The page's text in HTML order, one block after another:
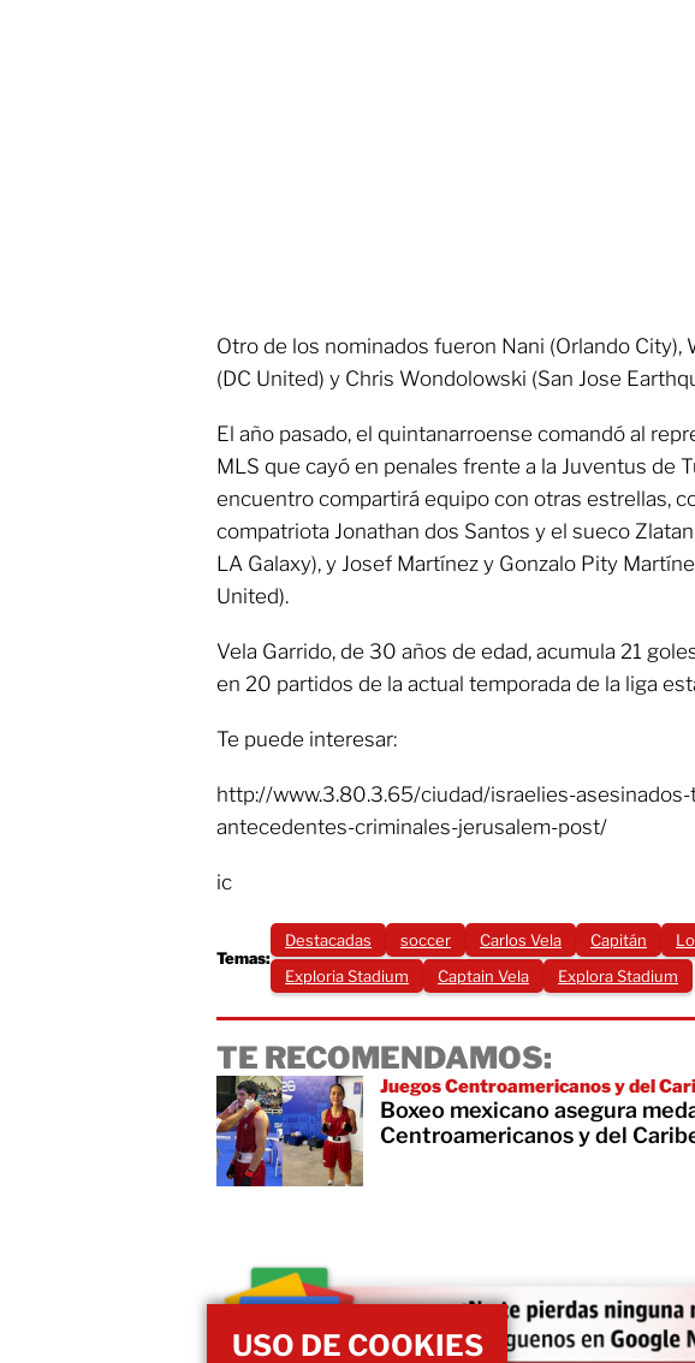
Otro de los nominados fueron Nani (Orlando City),
(DC United) y Chris Wondolowski (San Jose
El año pasado, el quintanarroense comandó al
MLS que cayó en penales frente a la Juventus de
encuentro compartirá equipo con otras estrellas,
compatriota Jonathan dos Santos y el sueco
LA Galaxy), y Josef Martínez y Gonzalo Pity
United).
Vela Garrido, de 30 años de edad, acumula 21
en 20 partidos de la actual temporada de la liga
Te puede interesar:
http://www.3.80.3.65/ciudad/israelies-
antecedentes-criminales-jerusalem-post/
ic
Temas:
Destacadas soccer Carlos Vela Capitán
Exploria Stadium
Captain Vela Explora Stadium
TE RECOMENDAMOS:
Juegos Centroamericanos y del
Boxeo mexicano asegura
Centroamericanos y del
USO DE COOKIES